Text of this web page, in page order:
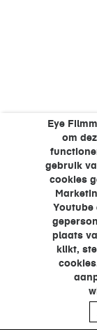
Eye
om
gebruik
cookies
Youtube
plaats
klikt,